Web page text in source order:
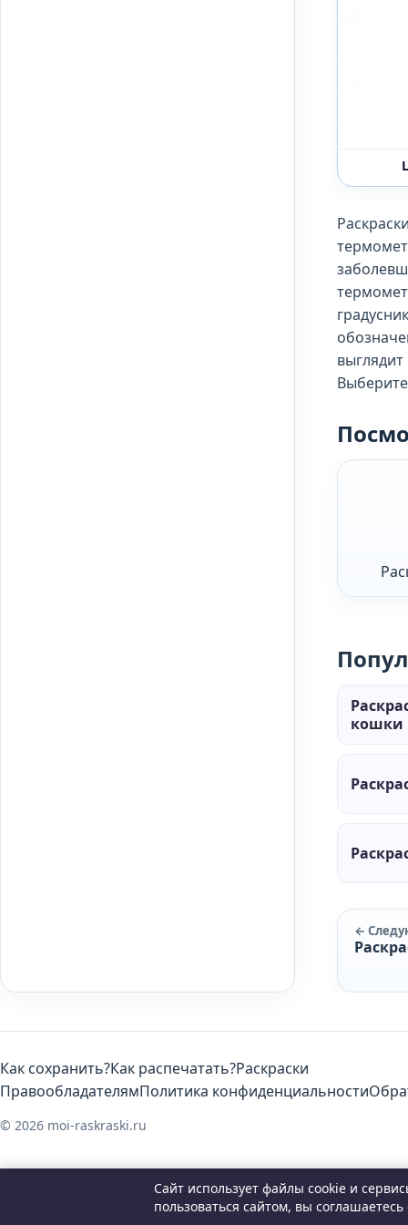
кошки
←
Как сохранить?Как распечатать?Раскраски
ПравообладателямПолитика конфиденциальности
© 2026 moi-raskraski.ru
Сайт использует файлы cookie и
пользоваться сайтом, вы